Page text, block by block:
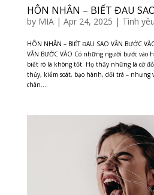
HÔN NHÂN – BIẾT ĐAU
by MIA| Apr 24, 2025 | Tình
HÔN NHÂN – BIẾT ĐAU SAO VẪN BƯỚC
VẪN BƯỚC VÀO Có những người bước
biết rõ là không tốt. Họ thấy những lá cờ
thủy, kiểm soát, bạo hành, dối trá – nhưng
chân....